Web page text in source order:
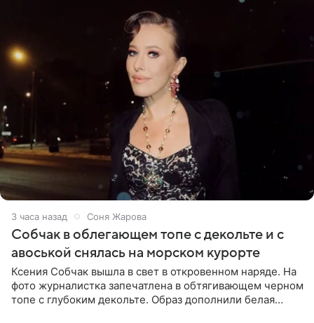
3 часа назад Соня Жарова
Собчак в облегающем топе с декольте и с
авоськой снялась на морском курорте
Ксения Собчак вышла в свет в откровенном наряде. На
фото журналистка запечатлена в обтягивающем черном
топе с глубоким декольте. Образ дополнили белая